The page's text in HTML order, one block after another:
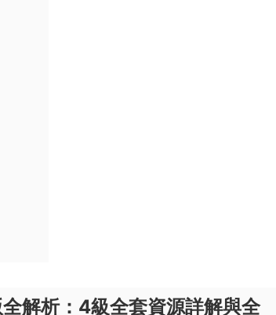
解析：4級全套資源詳解與全